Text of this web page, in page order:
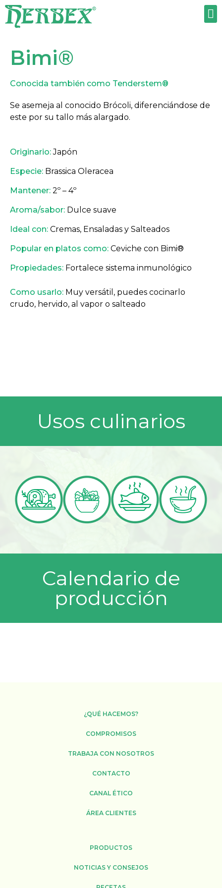
Bimi®
Conocida también como Tenderstem®
Se asemeja al conocido Brócoli, diferenciándose de
este por su tallo más alargado.
Originario:Japón
Especie: Brassica Oleracea
Mantener: 2º – 4º
Aroma/sabor: Dulce suave
Ideal con: Cremas, Ensaladas y Salteados
Popular en platos como: Ceviche con Bimi®
Propiedades: Fortalece sistema inmunológico
Como usarlo: Muy versátil, puedes cocinarlo
crudo, hervido, al vapor o salteado
Usos culinarios
Calendario de
producción
¿QUÉ HACEMOS?
COMPROMISOS
TRABAJA CON NOSOTROS
CONTACTO
CANAL ÉTICO
ÁREA CLIENTES
PRODUCTOS
NOTICIAS Y CONSEJOS